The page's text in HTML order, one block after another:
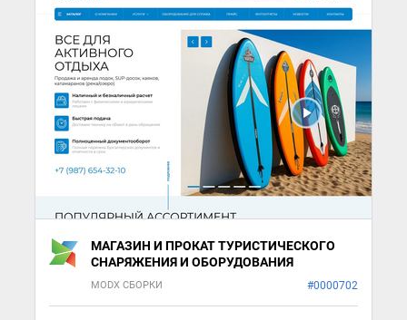
МАГАЗИН И ПРОКАТ ТУРИСТИЧЕСКОГО
СНАРЯЖЕНИЯ И ОБОРУДОВАНИЯ
MODX СБОРКИ #0000702